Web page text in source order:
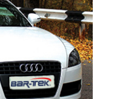
|
2.0 TFSI
(EA113)
CDLJ| 220 CV
(162 kW)